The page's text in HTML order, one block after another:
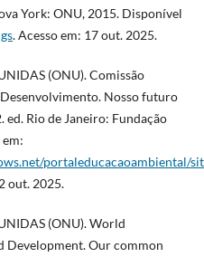
York: ONU, 2015. Disponível
. Acesso em: 17 out. 2025.
(ONU). Comissão
Nosso futuro
Rio de Janeiro: Fundação
portaleducacaoambiental/
out. 2025.
(ONU). World
Development. Our common